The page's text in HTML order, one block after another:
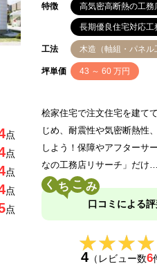
特徴 高気密高断熱の工務
長期優良住宅対応工
工法 木造（軸組・パネル
坪単価 43 ～ 60 万円
点
点
点
点
点
桧家住宅で注文住宅を建て
じめ、耐震性や気密断熱性
しよう！保障やアフターサ
なの工務店リサーチ」だけ…
く こ
口コミによる評
4 （レビュー数6